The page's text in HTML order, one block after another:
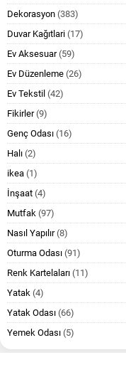
Dekorasyon (383)
Duvar Kağıtlari (17)
Ev Aksesuar(59)
Ev Düzenleme (26)
Ev Tekstil (42)
Fikirler(9)
Genç Odası (16)
Halı (2)
ikea (1)
İnşaat (4)
Mutfak (97)
Nasıl Yapılır(8)
Oturma Odası (91)
Renk Kartelaları (11)
Yatak (4)
Yatak Odası (66)
Yemek Odası (5)